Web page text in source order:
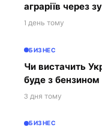
аграріїв через
1 день тому
БИЗНЕС
Чи вистачить
буде з бензином
3 дня тому
БИЗНЕС